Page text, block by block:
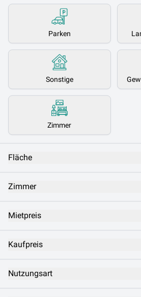
Parken
Sonstige
Zimmer
Fläche
Zimmer
Mietpreis
Kaufpreis
Nutzungsart